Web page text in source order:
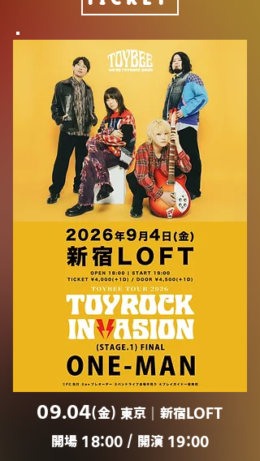
09.04(金) 東京｜新宿LOFT
開場 18:00 / 開演 19:00